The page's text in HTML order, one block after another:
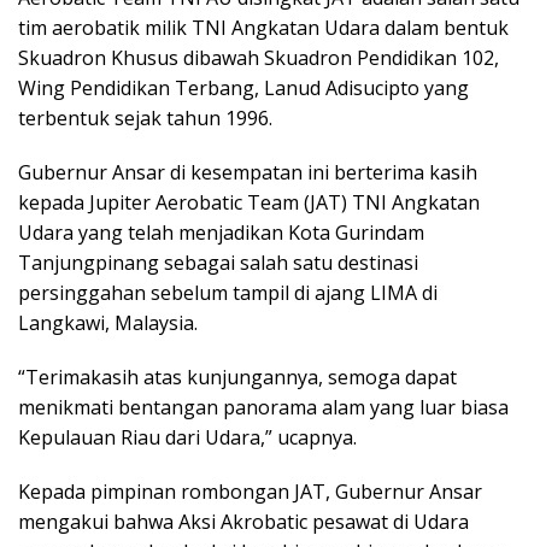
tim aerobatik milik TNI Angkatan Udara dalam bentuk
Skuadron Khusus dibawah Skuadron Pendidikan 102,
Wing Pendidikan Terbang, Lanud Adisucipto yang
terbentuk sejak tahun 1996.
Gubernur Ansar di kesempatan ini berterima kasih
kepada Jupiter Aerobatic Team (JAT) TNI Angkatan
Udara yang telah menjadikan Kota Gurindam
Tanjungpinang sebagai salah satu destinasi
persinggahan sebelum tampil di ajang LIMA di
Langkawi, Malaysia.
“Terimakasih atas kunjungannya, semoga dapat
menikmati bentangan panorama alam yang luar biasa
Kepulauan Riau dari Udara,” ucapnya.
Kepada pimpinan rombongan JAT, Gubernur Ansar
mengakui bahwa Aksi Akrobatic pesawat di Udara